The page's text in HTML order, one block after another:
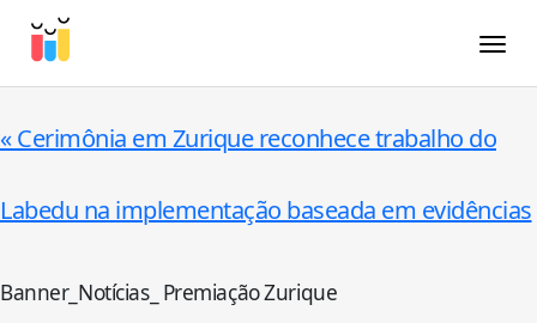
«Cerimônia em Zurique reconhece trabalho do
Labedu na implementação baseada em evidências
Banner_Notícias_ Premiação Zurique